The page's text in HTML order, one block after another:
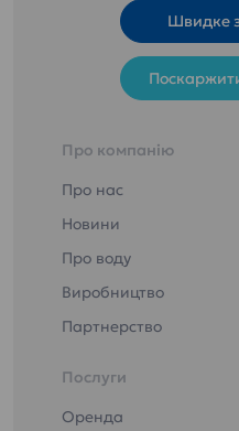
вмісту мінералів
Ca та Mg.
Безпечність
гарантована і
підтверджена
22000
озоном та
ультрафіолетом
Пом’якшена»
Швидке
Про компанію
Про нас
Новини
Про воду
Виробництво
Партнерство
Послуги
Оренда